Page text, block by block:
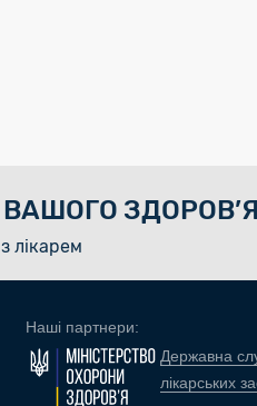
ЗДОРОВ’Я
лікарем
Наші партнери:
Державна
лікарських